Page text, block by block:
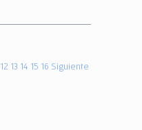
12 13 14 15 16 Siguiente